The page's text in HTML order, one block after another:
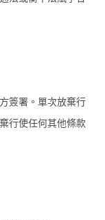
簽署。單次放棄行
行使任何其他條款